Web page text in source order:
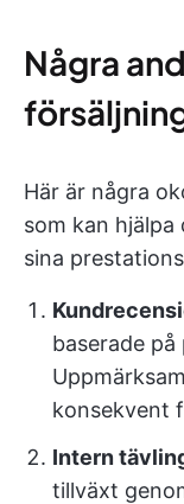
Några
Här är några
som kan
sina
baserade
konsekvent
Intern
tillväxt